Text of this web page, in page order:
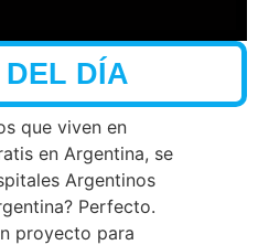
DEL DÍA
que viven en
en Argentina, se
Argentinos
Perfecto.
proyecto para